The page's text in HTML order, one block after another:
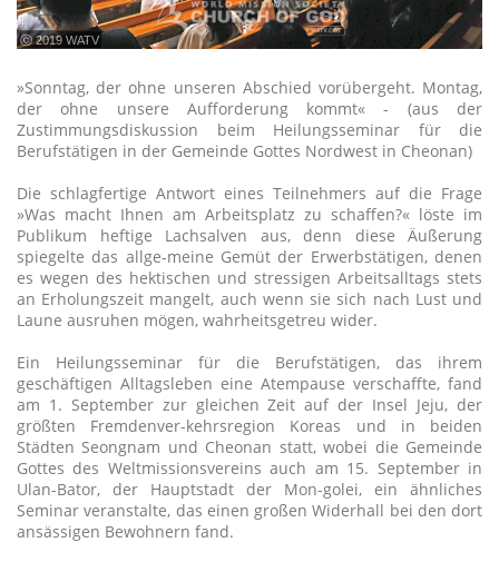
ⓒ 2019 WATV
»Sonntag, der ohne unseren Abschied vorübergeht. Montag,
der ohne unsere Aufforderung kommt« - (aus der
Zustimmungsdiskussion beim Heilungsseminar für die
Berufstätigen in der Gemeinde Gottes Nordwest in Cheonan)
Die schlagfertige Antwort eines Teilnehmers auf die Frage
»Was macht Ihnen am Arbeitsplatz zu schaffen?« löste im
Publikum heftige Lachsalven aus, denn diese Äußerung
spiegelte das allge-meine Gemüt der Erwerbstätigen, denen
es wegen des hektischen und stressigen Arbeitsalltags stets
an Erholungszeit mangelt, auch wenn sie sich nach Lust und
Laune ausruhen mögen, wahrheitsgetreu wider.
Ein Heilungsseminar für die Berufstätigen, das ihrem
geschäftigen Alltagsleben eine Atempause verschaffte, fand
am 1. September zur gleichen Zeit auf der Insel Jeju, der
größten Fremdenver-kehrsregion Koreas und in beiden
Städten Seongnam und Cheonan statt, wobei die Gemeinde
Gottes des Weltmissionsvereins auch am 15. September in
Ulan-Bator, der Hauptstadt der Mon-golei, ein ähnliches
Seminar veranstalte, das einen großen Widerhall bei den dort
ansässigen Bewohnern fand.